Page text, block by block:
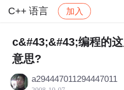
C++ 语言 加入
社区 C++ 语言 帖子详
c&#43;&#43;编程的
意思?
a294447011294447011